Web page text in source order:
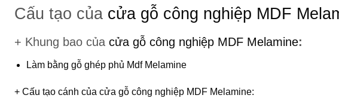
Cấu tạo của cửa gỗ công nghiệp MDF
+ Khung bao của cửa gỗ công nghiệp MDF Melamine:
Làm bằng gỗ ghép phủ Mdf Melamine
+ Cấu tạo cánh của cửa gỗ công nghiệp MDF Melamine: